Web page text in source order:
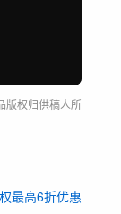
版权归供稿人所
最高6折优惠